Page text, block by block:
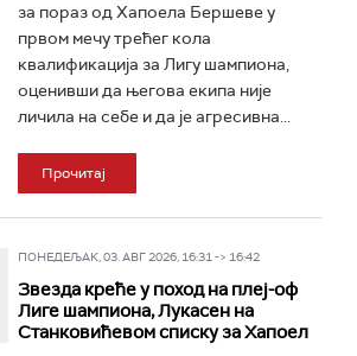
за пораз од Хапоела Бершеве у
првом мечу трећег кола
квалификација за Лигу шампиона,
оценивши да његова екипа није
личила на себе и да је агресивна...
Прочитај
ПОНЕДЕЉАК, 03. АВГ 2026, 16:31 -> 16:42
Звезда креће у поход на плеј-оф
Лиге шампиона, Лукасен на
Станковићевом списку за Хапоел